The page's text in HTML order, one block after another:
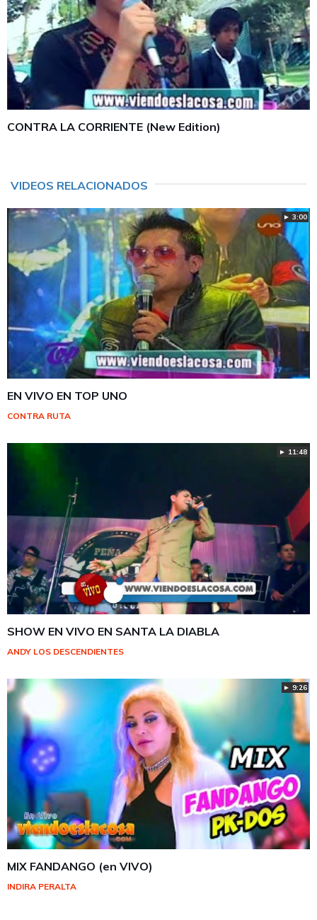
CONTRA LA CORRIENTE (New Edition)
VIDEOS RELACIONADOS
► 3:00
EN VIVO EN TOP UNO
CONTRA RUTA
► 11:48
SHOW EN VIVO EN SANTA LA DIABLA
ANDY LOS DESCENDIENTES
► 9:26
MIX FANDANGO (en VIVO)
INDIRA PERALTA